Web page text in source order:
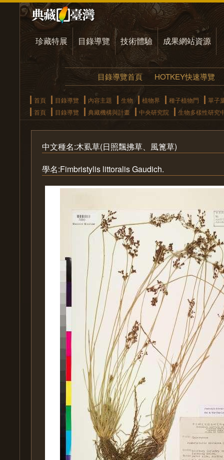
珍藏特展 目錄導覽 技術體驗 成果網站資源
目錄導覽首頁 HOTKEY快速導覽
首頁 目錄導覽 內容主題 生物 植物界 種子植物門
單子
首頁
目錄導覽 典藏機構與計畫 中央研究院 生物多樣性研究
中文種名:木虱草(日照飄拂草、風篦草)
學名:Fimbristylis littoralis Gaudich.